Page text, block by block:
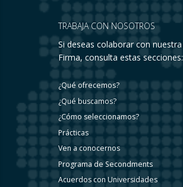
TRABAJA CON NOSOTROS
Si deseas colaborar con nuestra
Firma, consulta estas secciones:
¿Qué ofrecemos?
¿Qué buscamos?
¿Cómo seleccionamos?
Prácticas
Ven a conocernos
Programa de Secondments
Acuerdos con Universidades